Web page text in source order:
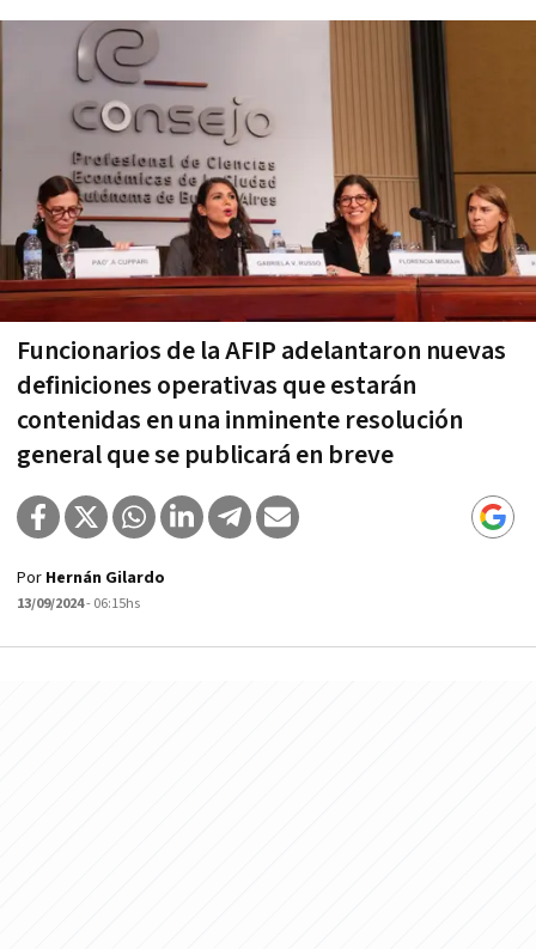
Funcionarios de la AFIP adelantaron nuevas
definiciones operativas que estarán
contenidas en una inminente resolución
general que se publicará en breve
Por Hernán Gilardo
13/09/2024- 06:15hs